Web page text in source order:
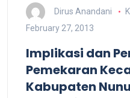
Dirus Anandani
February 27, 2013
Implikasi dan
Pemekaran
Kabupaten